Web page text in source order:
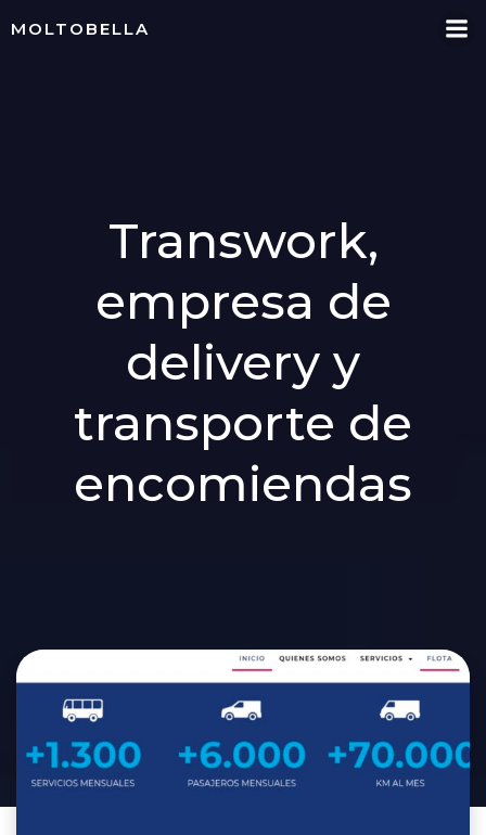
MOLTOBELLA
Transwork,
empresa de
delivery y
transporte de
encomiendas